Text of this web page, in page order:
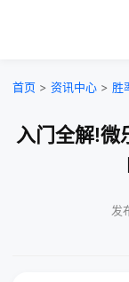
首页 > 资讯中心 > 胜
入门全解!微
发